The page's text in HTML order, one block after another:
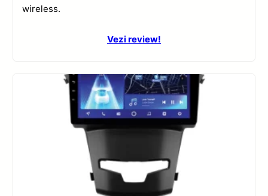
wireless.
Vezi review!